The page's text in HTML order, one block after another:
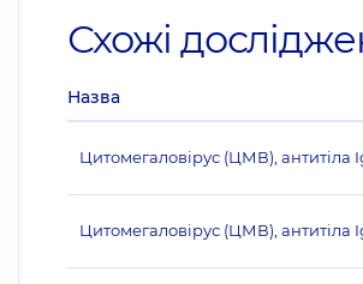
Схожі
Назва
Цитомегаловірус (ЦМВ), антитіла
Цитомегаловірус (ЦМВ), антитіла